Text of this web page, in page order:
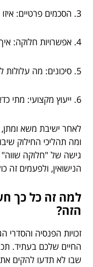
3. הסכמים פרטיים: איזו אפשרות מתאימה לכם?
4. אפשרויות חלוקה: איך מחלקים את הפנסיה?
5. סיכונים: מה עלולות להיות התוצאות של חוסר הבנה?
6. ייעוץ מקצועי: מתי כדאי לפנות לעזרה?
לאחר ישיבת משא
ומה תהליכי החילוק
גישה של "חלוקה
הנישואין, ולפעמים זה
למה זה כל כך
הזה?
זכויות הפנסיה והסדרי
החיים שלכם בעתיד.
שבו לא תדעו להקים